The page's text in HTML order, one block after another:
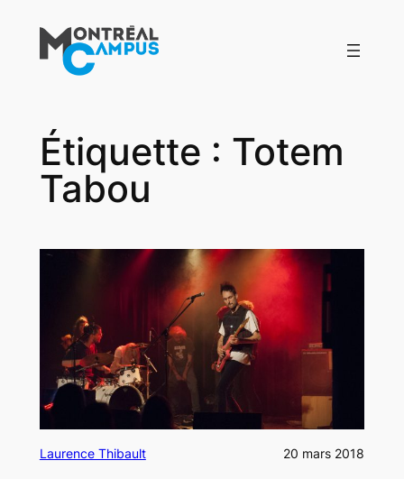
contenu
Étiquette : Totem
Tabou
Laurence Thibault 20 mars 2018